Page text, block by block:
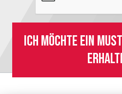
Ich möchte ein